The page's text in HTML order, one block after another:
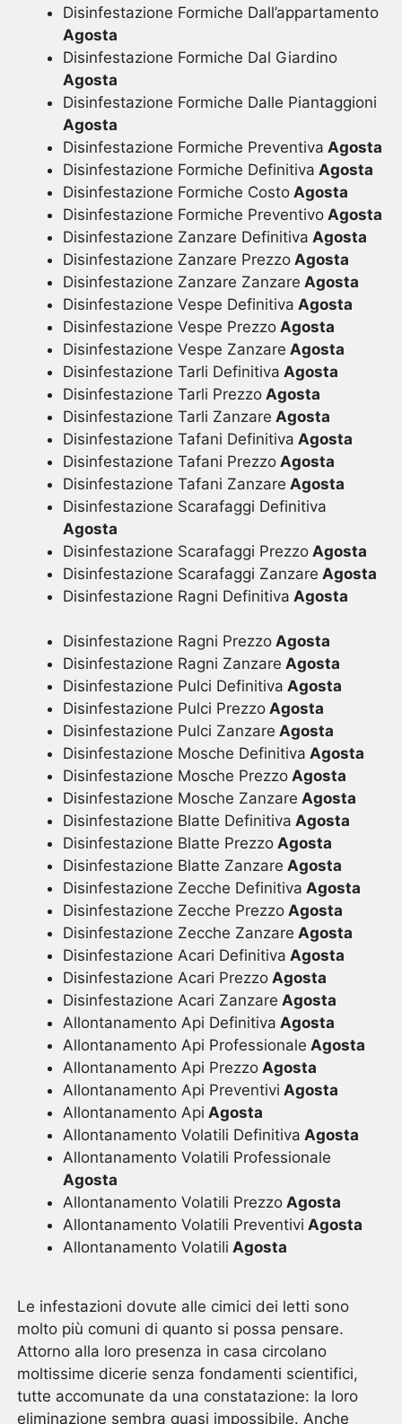
Disinfestazione Formiche Dall’appartamento
Agosta
Disinfestazione Formiche Dal Giardino
Agosta
Disinfestazione Formiche Dalle Piantaggioni
Agosta
Disinfestazione Formiche Preventiva Agosta
Disinfestazione Formiche Definitiva Agosta
Disinfestazione Formiche Costo Agosta
Disinfestazione Formiche Preventivo Agosta
Disinfestazione Zanzare Definitiva Agosta
Disinfestazione Zanzare Prezzo Agosta
Disinfestazione Zanzare Zanzare Agosta
Disinfestazione Vespe Definitiva Agosta
Disinfestazione Vespe Prezzo Agosta
Disinfestazione Vespe Zanzare Agosta
Disinfestazione Tarli Definitiva Agosta
Disinfestazione Tarli Prezzo Agosta
Disinfestazione Tarli Zanzare Agosta
Disinfestazione Tafani Definitiva Agosta
Disinfestazione Tafani Prezzo Agosta
Disinfestazione Tafani Zanzare Agosta
Disinfestazione Scarafaggi Definitiva
Agosta
Disinfestazione Scarafaggi Prezzo Agosta
Disinfestazione Scarafaggi Zanzare Agosta
Disinfestazione Ragni Definitiva Agosta
Disinfestazione Ragni Prezzo Agosta
Disinfestazione Ragni Zanzare Agosta
Disinfestazione Pulci Definitiva Agosta
Disinfestazione Pulci Prezzo Agosta
Disinfestazione Pulci Zanzare Agosta
Disinfestazione Mosche Definitiva Agosta
Disinfestazione Mosche Prezzo Agosta
Disinfestazione Mosche Zanzare Agosta
Disinfestazione Blatte Definitiva Agosta
Disinfestazione Blatte Prezzo Agosta
Disinfestazione Blatte Zanzare Agosta
Disinfestazione Zecche Definitiva Agosta
Disinfestazione Zecche Prezzo Agosta
Disinfestazione Zecche Zanzare Agosta
Disinfestazione Acari Definitiva Agosta
Disinfestazione Acari Prezzo Agosta
Disinfestazione Acari Zanzare Agosta
Allontanamento Api Definitiva Agosta
Allontanamento Api Professionale Agosta
Allontanamento Api Prezzo Agosta
Allontanamento Api Preventivi Agosta
Allontanamento Api Agosta
Allontanamento Volatili Definitiva Agosta
Allontanamento Volatili Professionale
Agosta
Allontanamento Volatili Prezzo Agosta
Allontanamento Volatili Preventivi Agosta
Allontanamento Volatili Agosta
Le infestazioni dovute alle cimici dei letti sono
molto più comuni di quanto si possa pensare.
Attorno alla loro presenza in casa circolano
moltissime dicerie senza fondamenti scientifici,
tutte accomunate da una constatazione: la loro
eliminazione sembra quasi impossibile. Anche